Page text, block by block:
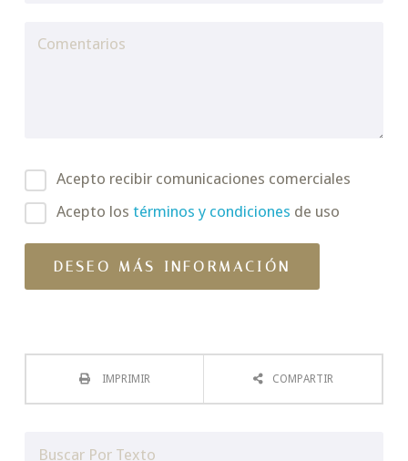
Acepto recibir comunicaciones comerciales
Acepto los términos y condiciones de uso
IMPRIMIR COMPARTIR